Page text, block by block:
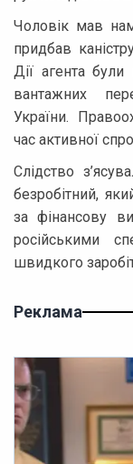
Чоловік мав
придбав
Дії агента були
вантажних
України.
час активної
Слідство
безробітний,
за фінансову
російськими
швидкого
Реклама